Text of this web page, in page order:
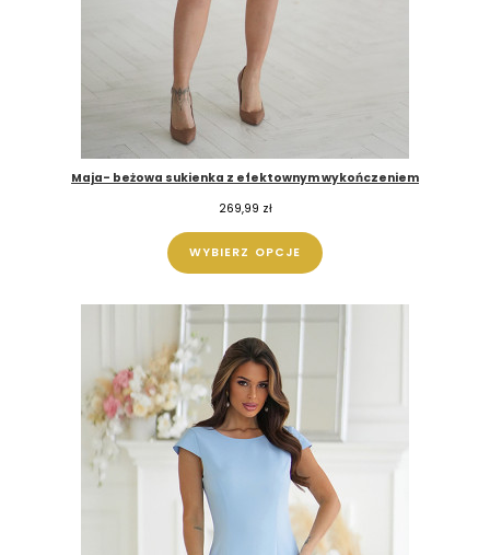
Maja- beżowa sukienka z efektownym wykończeniem
269,99 zł
WYBIERZ OPCJE